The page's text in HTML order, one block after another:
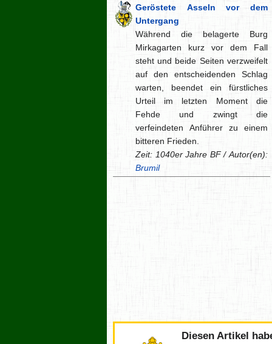
Geröstete Asseln vor dem
Untergang
Während die belagerte Burg
Mirkagarten kurz vor dem Fall
steht und beide Seiten verzweifelt
auf den entscheidenden Schlag
warten, beendet ein fürstliches
Urteil im letzten Moment die
Fehde und zwingt die
verfeindeten Anführer zu einem
bitteren Frieden.
Zeit: 1040er Jahre BF / Autor(en):
Brumil
Diesen Artikel